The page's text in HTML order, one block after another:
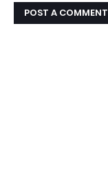
POST A COMMENT